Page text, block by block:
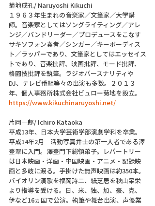
菊地成孔/ Naruyoshi Kikuchi
１９６３年生まれの音楽家／文筆家／大学講
師。音楽家としてはソングライティング／アレ
ンジ／バンドリーダー／プロデュースをこなす
サキソフォン奏者／シンガー／キーボーディス
ト／ラッパーであり、文筆家としてはエッセイス
トであり、音楽批評、映画批評、モード批評、
格闘技批評を執筆。ラジオパースナリティや
DJ、テレビ番組等々の出演も多数。２０１３
年、個人事務所株式会社ビュロー菊地を設立。
https://www.kikuchinaruyoshi.net/
片岡一郎/ Ichiro Kataoka
平成13年、日本大学芸術学部演劇学科を卒業。
平成14年2月　活動写真弁士の第一人者である澤
登翠に入門。澤登門下総領弟子。レパートリー
は日本映画・洋画・中国映画・アニメ・記録映
画と多岐に渡る。手掛けた無声映画は約350本。
バイオリン演歌を福岡詩二、紙芝居を秋山呆栄
より指導を受ける。日、米、独、加、豪、克、
伊など16ヵ国で公演。執筆や舞台出演、声優業